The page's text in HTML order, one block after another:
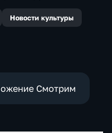
Новости культуры
Смотрим